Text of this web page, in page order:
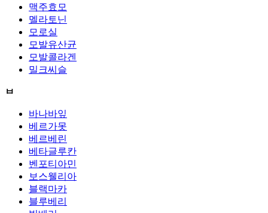
맥주효모
멜라토닌
모로실
모발유산균
모발콜라겐
밀크씨슬
ㅂ
바나바잎
베르가못
베르베린
베타글루칸
벤포티아민
보스웰리아
블랙마카
블루베리